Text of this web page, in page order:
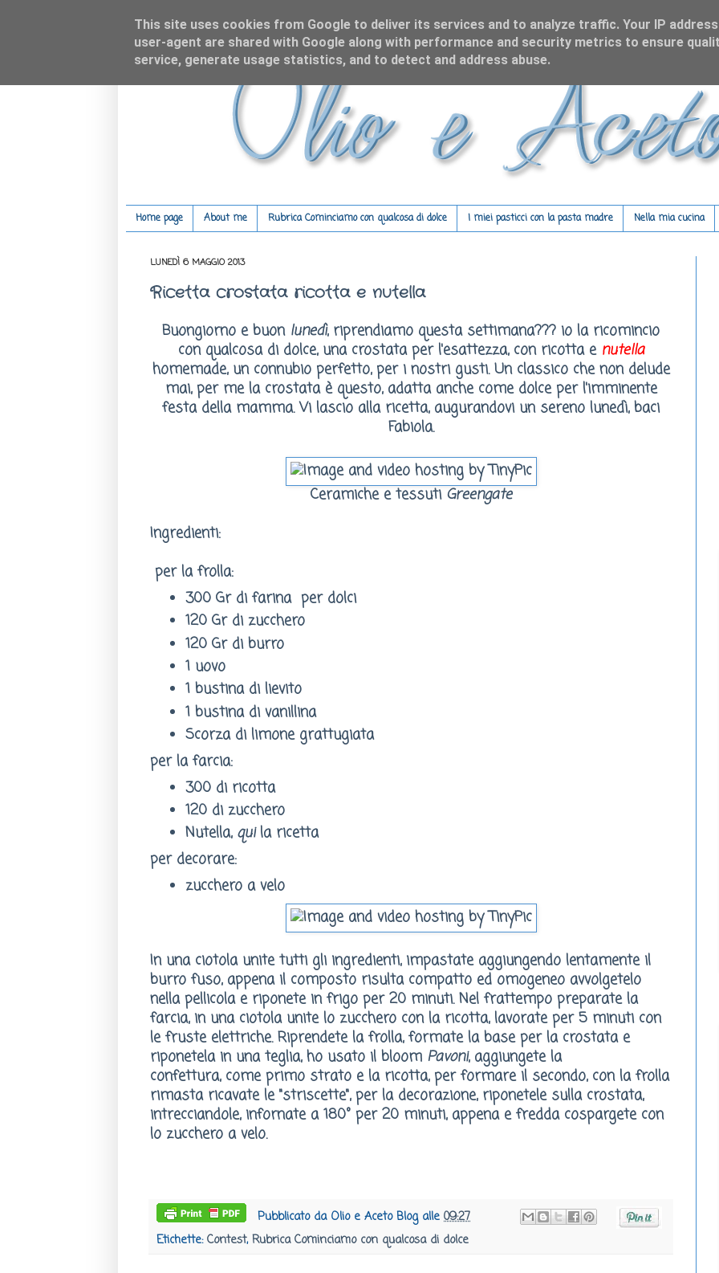
Home page About me Rubrica Cominciamo con qualcosa di dolce I miei pasticci con la pasta madre Nella mia cucina
LUNEDÌ 6 MAGGIO 2013
Ricetta crostata ricotta e nutella
Buongiorno ebuonlunedì, riprendiamo questa settimana??? io la ricomincio
con qualcosa di dolce, una crostata per l'esattezza, con ricotta e nutella
homemade, un connubio perfetto, per i nostri gusti. Un classico che non delude
mai, per me la crostata è questo, adatta anche come dolce per l'imminente
festa della mamma. Vi lascio alla ricetta, augurandovi un sereno lunedì, baci
Fabiola.
Ceramiche e tessuti Greengate
Ingredienti:
per la frolla:
300 Gr di farina per dolci
120 Gr di zucchero
120 Gr di burro
1 uovo
1 bustina di lievito
1 bustina di vanillina
Scorza di limone grattugiata
per la farcia:
300 di ricotta
120 di zucchero
Nutella,quila ricetta
per decorare:
zucchero a velo
In una ciotola unite tutti gli ingredienti, impastate aggiungendo lentamente il
burro fuso, appena il composto risulta compatto ed omogeneo avvolgetelo
nella pellicola e riponete in frigo per 20 minuti. Nel frattempo preparate la
farcia, in una ciotola unite lo zucchero con la ricotta, lavorate per 5 minuti con
le fruste elettriche. Riprendete la frolla, formate la base per la crostata e
riponetela in una teglia, ho usato il bloom Pavoni, aggiungete la
confettura, come primo strato e la ricotta, per formare il secondo, con la frolla
rimasta ricavate le "striscette", per la decorazione, riponetele sulla crostata,
intrecciandole, infornate a 180° per 20 minuti, appena e fredda cospargete con
lo zucchero a velo.
Pubblicato da Olio e Aceto Blog alle09:27
Etichette:Contest,Rubrica Cominciamo con qualcosa di dolce
This site uses cookies from Google to deliver its services and to analyze traffic. Your IP address
user-agent are shared with Google along with performance and security metrics to ensure
service, generate usage statistics, and to detect and address abuse.